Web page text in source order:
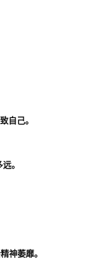
自己。
。
神萎靡。